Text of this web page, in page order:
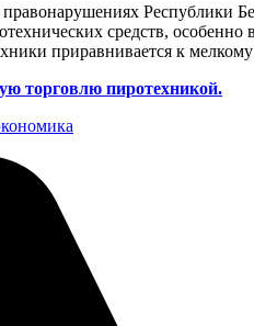
Республики
средств,
приравнивается к мелкому
торговлю пиротехникой.